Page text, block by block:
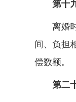
第十
离婚时
间、负担
偿数额。
第二